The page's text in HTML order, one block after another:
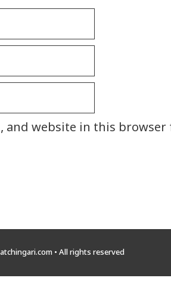
and website in this
• All rights reserved